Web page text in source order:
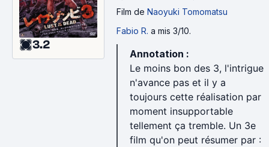
3.2
Film de Naoyuki Tomomatsu
Fabio R. a mis 3/10.
Annotation :
Le moins bon des 3, l'intrigue
n'avance pas et il y a
toujours cette réalisation par
moment insupportable
tellement ça tremble. Un 3e
film qu'on peut résumer par :